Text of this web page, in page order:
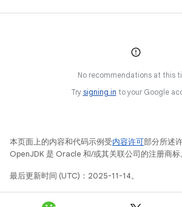
No recommendations at this
Try signing in to your Google
本页面上的内容和代码示例受内容许可部分所述
OpenJDK 是 Oracle 和/或其关联公司的注册商标
最后更新时间 (UTC)：2025-11-14。